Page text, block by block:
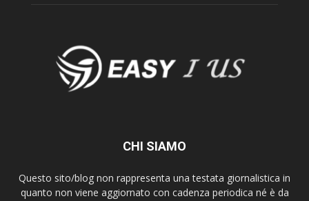
CHI SIAMO
Questo sito/blog non rappresenta una testata giornalistica in
quanto non viene aggiornato con cadenza periodica né è da